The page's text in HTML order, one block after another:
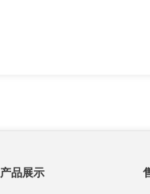
产品展示